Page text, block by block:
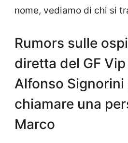
nome, vediamo di chi si
Rumors sulle
diretta del GF
Alfonso
chiamare una
Marco